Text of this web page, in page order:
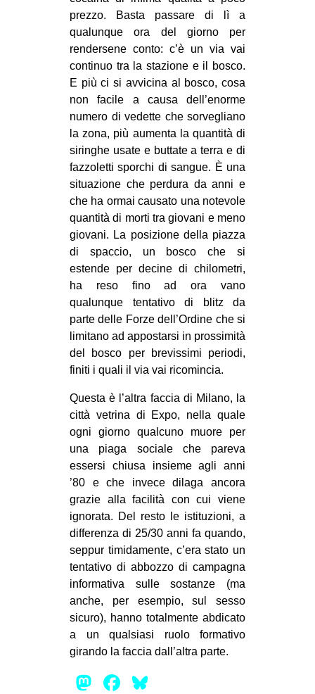
prezzo. Basta passare di lì a
qualunque ora del giorno per
rendersene conto: c’è un via vai
continuo tra la stazione e il bosco.
E più ci si avvicina al bosco, cosa
non facile a causa dell’enorme
numero di vedette che sorvegliano
la zona, più aumenta la quantità di
siringhe usate e buttate a terra e di
fazzoletti sporchi di sangue. È una
situazione che perdura da anni e
che ha ormai causato una notevole
quantità di morti tra giovani e meno
giovani. La posizione della piazza
di spaccio, un bosco che si
estende per decine di chilometri,
ha reso fino ad ora vano
qualunque tentativo di blitz da
parte delle Forze dell’Ordine che si
limitano ad appostarsi in prossimità
del bosco per brevissimi periodi,
finiti i quali il via vai ricomincia.
Questa è l’altra faccia di Milano, la
città vetrina di Expo, nella quale
ogni giorno qualcuno muore per
una piaga sociale che pareva
essersi chiusa insieme agli anni
’80 e che invece dilaga ancora
grazie alla facilità con cui viene
ignorata. Del resto le istituzioni, a
differenza di 25/30 anni fa quando,
seppur timidamente, c’era stato un
tentativo di abbozzo di campagna
informativa sulle sostanze (ma
anche, per esempio, sul sesso
sicuro), hanno totalmente abdicato
a un qualsiasi ruolo formativo
girando la faccia dall’altra parte.
Mastodon
Facebook